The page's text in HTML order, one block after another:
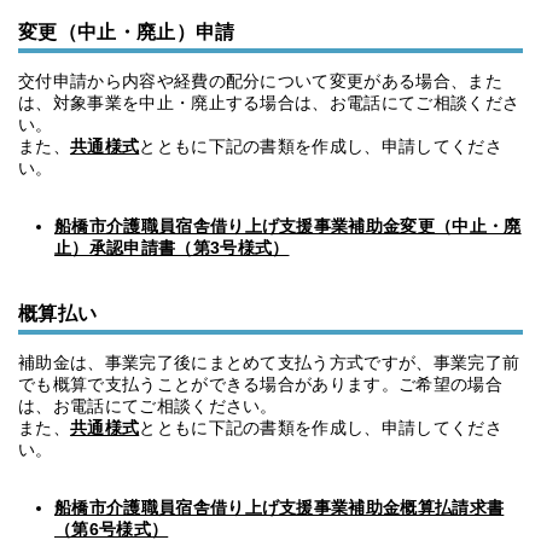
変更（中止・廃止）申請
交付申請から内容や経費の配分について変更がある場合、また
は、対象事業を中止・廃止する場合は、お電話にてご相談くださ
い。
また、 共通様式とともに下記の書類を作成し、申請してくださ
い。
船橋市介護職員宿舎借り上げ支援事業補助金変更（中止・廃
止）承認申請書（第3号様式）
概算払い
補助金は、事業完了後にまとめて支払う方式ですが、事業完了前
でも概算で支払うことができる場合があります。ご希望の場合
は、お電話にてご相談ください。
また、 共通様式とともに下記の書類を作成し、申請してくださ
い。
船橋市介護職員宿舎借り上げ支援事業補助金概算払請求書
（第6号様式）